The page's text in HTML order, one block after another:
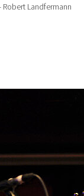
Robert Landfermann